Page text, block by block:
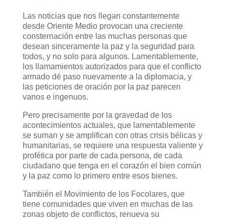
Las noticias que nos llegan constantemente
desde Oriente Medio provocan una creciente
consternación entre las muchas personas que
desean sinceramente la paz y la seguridad para
todos, y no solo para algunos. Lamentablemente,
los llamamientos autorizados para que el conflicto
armado dé paso nuevamente a la diplomacia, y
las peticiones de oración por la paz parecen
vanos e ingenuos.
Pero precisamente por la gravedad de los
acontecimientos actuales, que lamentablemente
se suman y se amplifican con otras crisis bélicas y
humanitarias, se requiere una respuesta valiente y
profética por parte de cada persona, de cada
ciudadano que tenga en el corazón el bien común
y la paz como lo primero entre esos bienes.
También el Movimiento de los Focolares, que
tiene comunidades que viven en muchas de las
zonas objeto de conflictos, renueva su